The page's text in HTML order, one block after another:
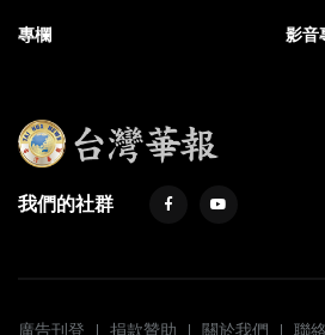
專欄 影音
我們的社群
廣告刊登 捐款贊助 關於我們 聯